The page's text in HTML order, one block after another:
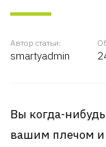
Автор статьи:
smartyadmin
Вы когда-
вашим плечом и